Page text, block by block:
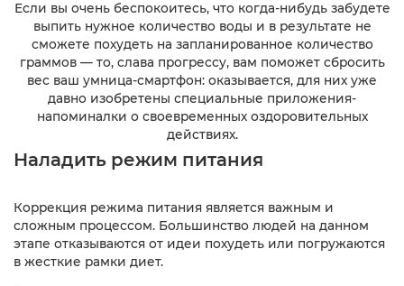
Если вы очень беспокоитесь, что когда-нибудь забудете
выпить нужное количество воды и в результате не
сможете похудеть на запланированное количество
граммов — то, слава прогрессу, вам поможет сбросить
вес ваш умница-смартфон: оказывается, для них уже
давно изобретены специальные приложения-
напоминалки о своевременных оздоровительных
действиях.
Наладить режим питания
Коррекция режима питания является важным и
сложным процессом. Большинство людей на данном
этапе отказываются от идеи похудеть или погружаются
в жесткие рамки диет.